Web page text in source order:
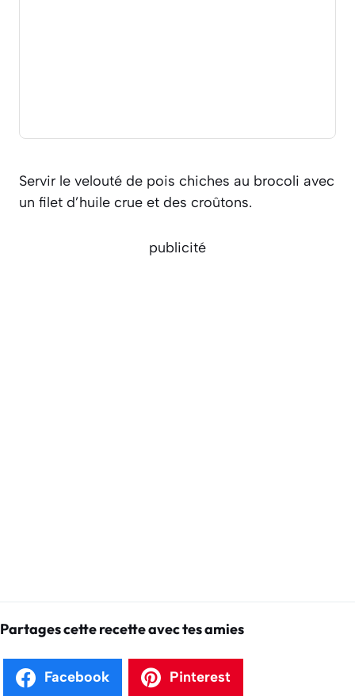
Servir le velouté de pois chiches au brocoli avec
un filet d’huile crue et des croûtons.
publicité
Partages cette recette avec tes amies
Facebook Pinterest